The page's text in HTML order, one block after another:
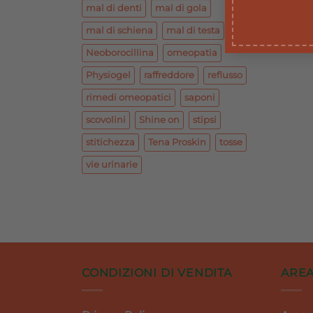
mal di denti mal di gola
mal di schiena mal di testa
Neoborocillina omeopatia
Physiogel raffreddore reflusso
rimedi omeopatici saponi
scovolini Shine on stipsi
stitichezza Tena Proskin tosse
vie urinarie
CONDIZIONI DI VENDITA